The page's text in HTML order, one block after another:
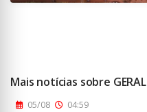
Mais notícias sobre GERAL
05/08 04:59